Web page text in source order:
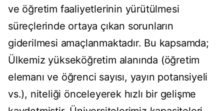
ve öğretim faaliyetlerinin yürütülmesi
süreçlerinde ortaya çıkan sorunların
giderilmesi amaçlanmaktadır. Bu kapsamda;
Ülkemiz yükseköğretim alanında (öğretim
elemanı ve öğrenci sayısı, yayın potansiyeli
vs.), niteliği önceleyerek hızlı bir gelişme